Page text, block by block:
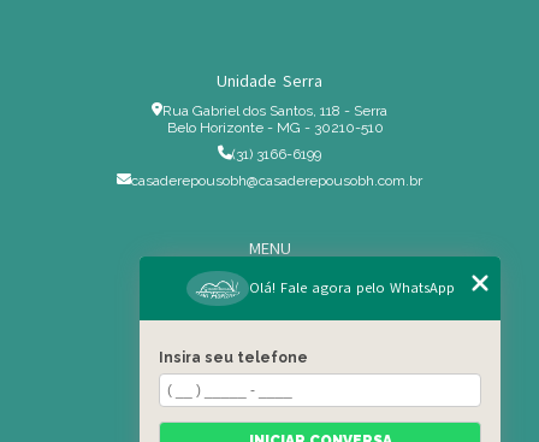
Unidade Serra
Rua Gabriel dos Santos, 118 - Serra
Belo Horizonte - MG - 30210-510
(31) 3166-6199
casaderepousobh@casaderepousobh.com.br
MENU
Home
Institucional
Serviços Especiais
Blog
Residência
Olá! Fale agora pelo WhatsApp
Insira seu telefone